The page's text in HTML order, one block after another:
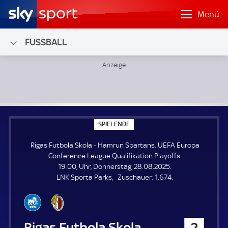
Menü
FUSSBALL
SPIELENDE
P
E
L
E
N
E
Rigas Futbola Skola - Hamrun Spartans. UEFA Europa
Conference League Qualifikation Playoffs.
19:00, Uhr, Donnerstag, 28.08.2025.
LNK Sporta Parks
Zuschauer: Z1.674.